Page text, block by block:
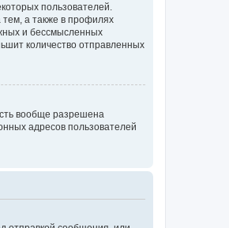
пользователей.
а также в профилях
и бессмысленных
количество отправленных
вообще разрешена
адресов пользователей